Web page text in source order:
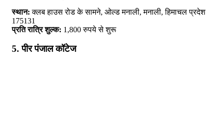
स्थान: क्लब हाउस रोड के सामने, ओल्ड मनाली, मनाली, हिमाचल प्रदेश
175131
प्रति रात्रि शुल्क: 1,800 रुपये से शुरू
5. पीर पंजाल कॉटेज